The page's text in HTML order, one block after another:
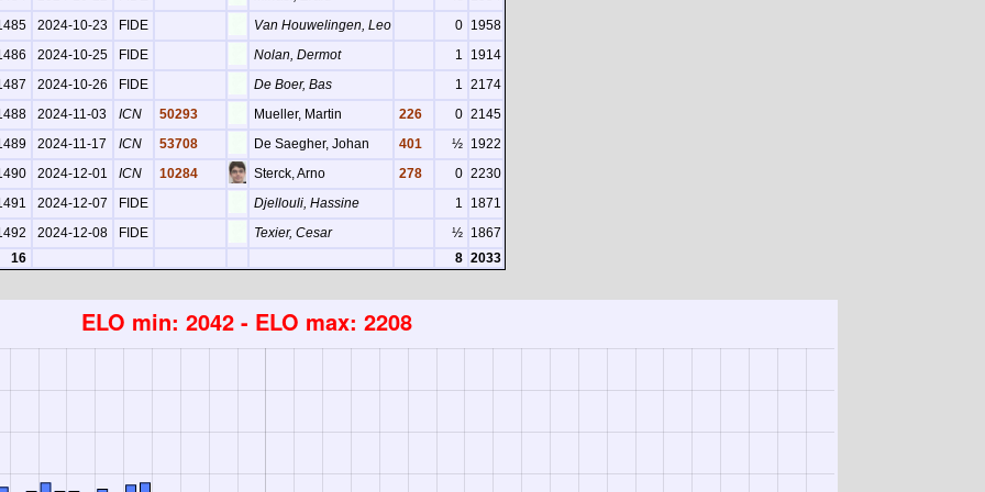
2024-10-23 FIDE Van Houwelingen, Leo 0 1958
2024-10-25 FIDE Nolan, Dermot 1
1914
2024-10-26 FIDE De Boer, Bas 1 2174
2024-11-03 ICN 50293 Mueller, Martin 226 0 2145
2024-11-17 ICN 53708 De Saegher, Johan 401 ½ 1922
2024-12-01 ICN 10284 Sterck, Arno 278 0 2230
2024-12-07 FIDE Djellouli, Hassine 1
1871
2024-12-08 FIDE Texier, Cesar ½ 1867
16
8 2033